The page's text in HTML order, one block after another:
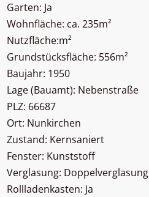
Garten: Ja
Wohnfläche: ca. 235m²
Nutzfläche:m²
Grundstücksfläche: 556m²
Baujahr: 1950
Lage (Bauamt): Nebenstraße
PLZ: 66687
Ort: Nunkirchen
Zustand: Kernsaniert
Fenster: Kunststoff
Verglasung: Doppelverglasung
Rollladenkasten: Ja